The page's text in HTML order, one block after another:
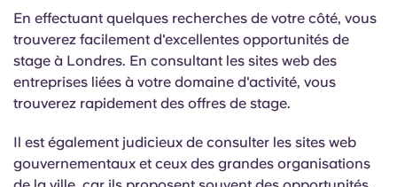
En effectuant quelques recherches de votre côté, vous
trouverez facilement d'excellentes opportunités de
stage à Londres. En consultant les sites web des
entreprises liées à votre domaine d'activité, vous
trouverez rapidement des offres de stage.
Il est également judicieux de consulter les sites web
gouvernementaux et ceux des grandes organisations